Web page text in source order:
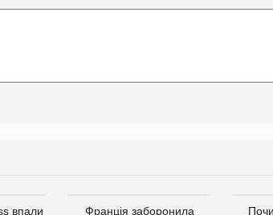
впали
Франція заборонила